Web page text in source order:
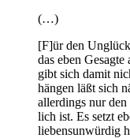
(…)
[F]ür den
das eben
gibt sich damit
hän­gen läßt sich
aller­dings nur
lich ist. Es setzt
lie­ben­s­un­wür­dig